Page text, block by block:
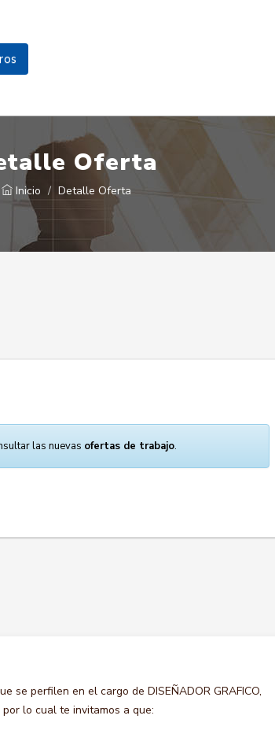
Oferta
Inicio Detalle Oferta
las nuevas ofertas de trabajo.
se perfilen en el cargo de DISEÑADOR GRAFICO,
lo cual te invitamos a que: